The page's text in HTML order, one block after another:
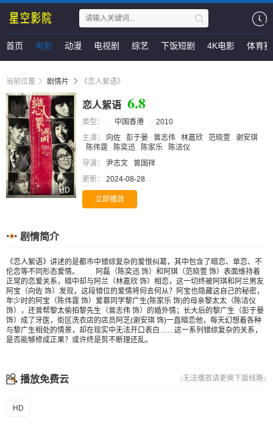
首页 电影 动漫 电视剧 综艺 下饭短剧 4K电影 体育
当前位置 剧情片 《恋人絮语》
HD
恋人絮语 6.8
类型： 中国香港
2010
主演：
向佐 彭于晏 曾志伟 林嘉欣 范晓萱
谢安琪
陈伟霆
陈奕迅 陈家乐
陈洁仪
导演：
尹志文
曾国祥
更新：
2024-08-28
立即播放
剧情简介
《恋人絮语》讲述的是都市中错综复杂的爱恨纠葛，其中包含了暗恋、单恋、不
伦恋等不同形态爱情。 阿磊（陈奕迅 饰）和阿琪（范晓萱 饰）表面维持着
正常的恋爱关系，暗中却与阿兰（林嘉欣 饰）相恋，这一切终被阿琪和阿兰男友
阿宝（向佐 饰）发现，这段错位的爱情将何去何从？阿宝也隐藏这自己的秘密，
年少时的阿宝（陈伟霆 饰）爱慕同学黎广生(陈家乐 饰)的母亲黎太太（陈洁仪
饰），还曾帮黎太偷拍黎先生（曾志伟 饰）的婚外情；长大后的黎广生（彭于晏
饰）成了牙医，街区洗衣店的店员阿芝(谢安琪 饰)一直暗恋他，每天幻想着各种
与黎广生相处的情景，却在现实中无法开口表白……这一系列错综复杂的关系，
是否能够修成正果？或许终是剪不断理还乱。
↓无法播放请更换下面线路↓
播放免费云
HD